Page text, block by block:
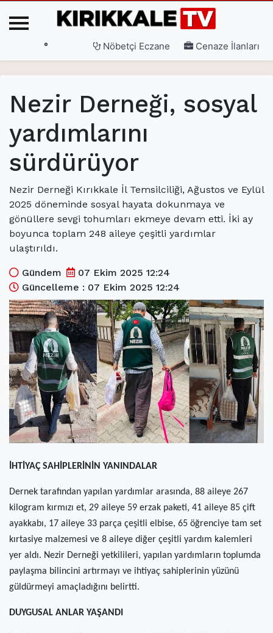
3. Sayfa
(current)
Gündem (current)
Siyaset(current)
Ekonomi(current)
Spor(current)
Sağlık (current)
Kültür Sanat(current)
Teknoloji(current)
Özel Haber(current)
Dünya(current)
Yerel(current)
İller(current)
° Nöbetçi Eczane Cenaze İlanları
Nezir Derneği, sosyal
yardımlarını
sürdürüyor
Nezir Derneği Kırıkkale İl Temsilciliği, Ağustos ve Eylül
2025 döneminde sosyal hayata dokunmaya ve
gönüllere sevgi tohumları ekmeye devam etti. İki ay
boyunca toplam 248 aileye çeşitli yardımlar
ulaştırıldı.
Gündem
07 Ekim 2025 12:24
Güncelleme : 07 Ekim 2025 12:24
İHTİYAÇ SAHİPLERİNİN YANINDALAR
Dernek tarafından yapılan yardımlar arasında, 88 aileye 267
kilogram kırmızı et, 29 aileye 59 erzak paketi, 41 aileye 85 çift
ayakkabı, 17 aileye 33 parça çeşitli elbise, 65 öğrenciye tam set
kırtasiye malzemesi ve 8 aileye diğer çeşitli yardım kalemleri
yer aldı. Nezir Derneği yetkilileri, yapılan yardımların toplumda
paylaşma bilincini artırmayı ve ihtiyaç sahiplerinin yüzünü
güldürmeyi amaçladığını belirtti.
DUYGUSAL ANLAR YAŞANDI